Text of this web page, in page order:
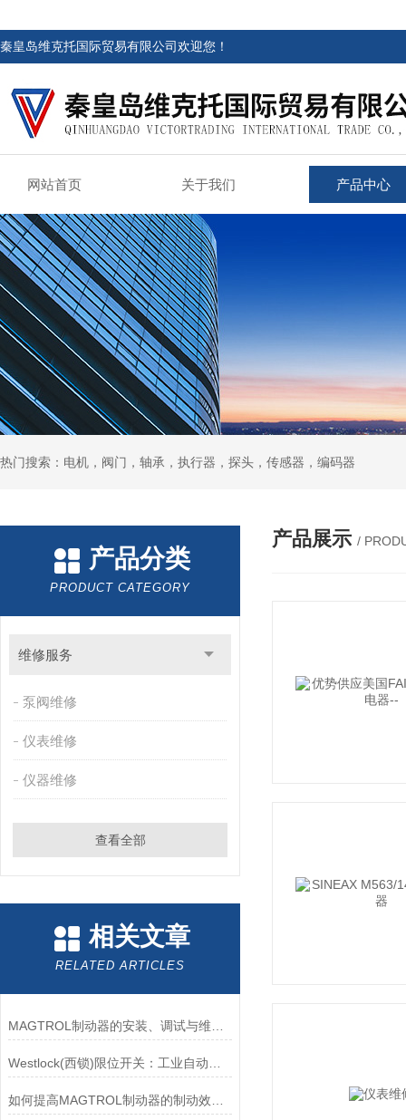
秦皇岛维克托国际贸易有限公司欢迎您！
网站首页 关于我们 产品中心
热门搜索：电机，阀门，轴承，执行器，探头，传感器，编码器
产品分类
PRODUCT CATEGORY
维修服务
泵阀维修
仪表维修
仪器维修
查看全部
相关文章
RELATED ARTICLES
产品展示 /